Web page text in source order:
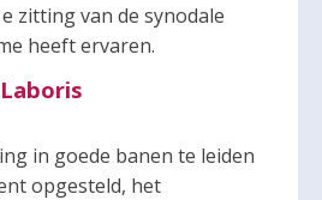
zitting van de synodale
heeft ervaren.
in goede banen te leiden
opgesteld, het